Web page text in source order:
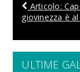
Articolo:
giovinezza è
ULTIME